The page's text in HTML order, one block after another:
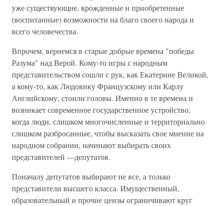
уже существующие, врожденные и приобретенные
(воспитанные) возможности на благо своего народа и
всего человечества.
Впрочем, вернемся в старые добрые времена "победы
Разума" над Верой. Кому-то игры с народным
представительством сошли с рук, как Екатерине Великой,
а кому-то, как Людовику Французскому или Карлу
Английскому, стоили головы. Именно в те времена и
возникает современное государственное устройство,
когда люди, слишком многочисленные и территориально
слишком разбросанные, чтобы высказать свое мнение на
народном собрании, начинают выбирать своих
представителей —депутатов.
Поначалу депутатов выбирают не все, а только
представители высшего класса. Имущественный,
образовательный и прочие цензы ограничивают круг